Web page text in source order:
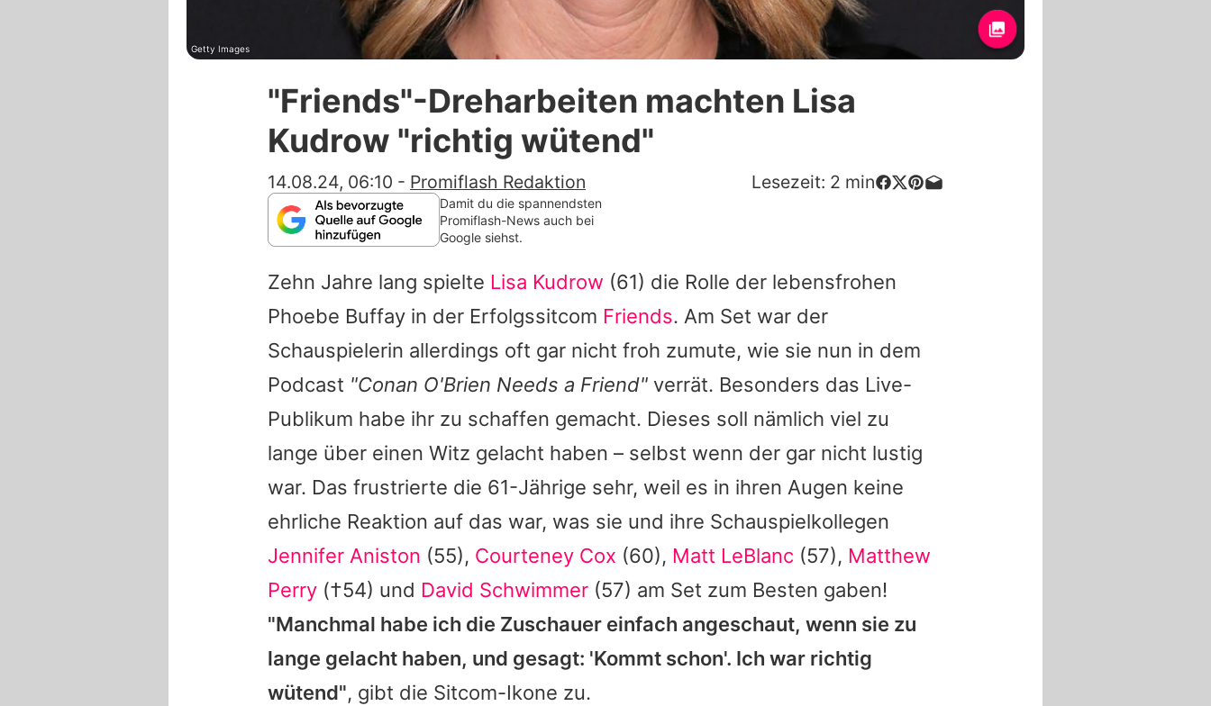
Impressum
Datenschutzerklärung
Nutzungsbedingungen
Utiq verwalten
Getty Images
"Friends"-Dreharbeiten machten Lisa
Kudrow "richtig wütend"
14.08.24, 06:10 - Promiflash Redaktion Lesezeit: 2 min
Damit du die spannendsten
Promiflash-News auch bei
Google siehst.
Zehn Jahre lang spielte Lisa Kudrow (61) die Rolle der lebensfrohen
Phoebe Buffay in der Erfolgssitcom Friends. Am Set war der
Schauspielerin allerdings oft gar nicht froh zumute, wie sie nun in dem
Podcast "Conan O'Brien Needs a Friend" verrät. Besonders das Live-
Publikum habe ihr zu schaffen gemacht. Dieses soll nämlich viel zu
lange über einen Witz gelacht haben – selbst wenn der gar nicht lustig
war. Das frustrierte die 61-Jährige sehr, weil es in ihren Augen keine
ehrliche Reaktion auf das war, was sie und ihre Schauspielkollegen
Jennifer Aniston (55), Courteney Cox (60), Matt LeBlanc (57), Matthew
Perry (†54) und David Schwimmer (57) am Set zum Besten gaben!
"Manchmal habe ich die Zuschauer einfach angeschaut, wenn sie zu
lange gelacht haben, und gesagt: 'Kommt schon'. Ich war richtig
wütend", gibt die Sitcom-Ikone zu.